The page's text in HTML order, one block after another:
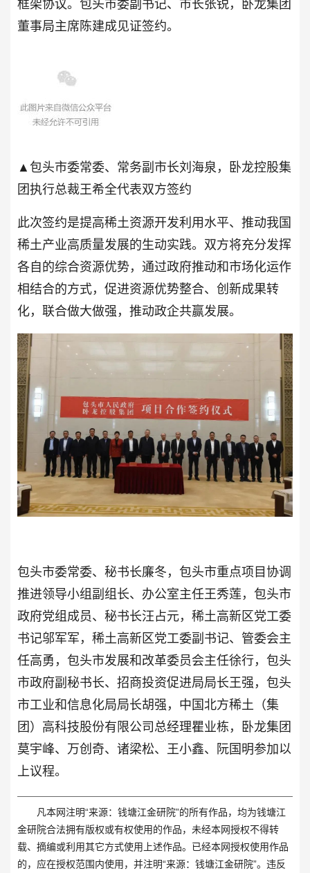
框架协议。包头市委副书记、市长张锐，卧龙集团
董事局主席陈建成见证签约。
▲包头市委常委、常务副市长刘海泉，卧龙控股集
团执行总裁王希全代表双方签约
此次签约是提高稀土资源开发利用水平、推动我国
稀土产业高质量发展的生动实践。双方将充分发挥
各自的综合资源优势，通过政府推动和市场化运作
相结合的方式，促进资源优势整合、创新成果转
化，联合做大做强，推动政企共赢发展。
包头市委常委、秘书长廉冬，包头市重点项目协调
推进领导小组副组长、办公室主任王秀莲，包头市
政府党组成员、秘书长汪占元，稀土高新区党工委
书记邬军军，稀土高新区党工委副书记、管委会主
任高勇，包头市发展和改革委员会主任徐行，包头
市政府副秘书长、招商投资促进局局长王强，包头
市工业和信息化局局长胡强，中国北方稀土（集
团）高科技股份有限公司总经理瞿业栋，卧龙集团
莫宇峰、万创奇、诸梁松、王小鑫、阮国明参加以
上议程。
凡本网注明“来源：钱塘江金研院”的所有作品，均为钱塘江
金研院合法拥有版权或有权使用的作品，未经本网授权不得转
载、摘编或利用其它方式使用上述作品。已经本网授权使用作品
的，应在授权范围内使用，并注明“来源：钱塘江金研院”。违反